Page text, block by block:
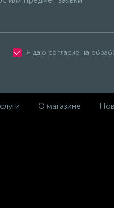
Я даю согласие на
О магазине